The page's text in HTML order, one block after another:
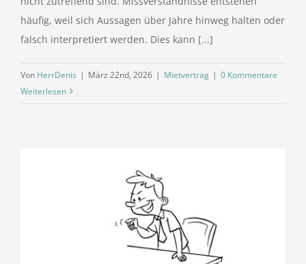
häufig, weil sich Aussagen über Jahre hinweg halten oder
falsch interpretiert werden. Dies kann [...]
Von HerrDenis | März 22nd, 2026 | Mietvertrag | 0 Kommentare
Weiterlesen